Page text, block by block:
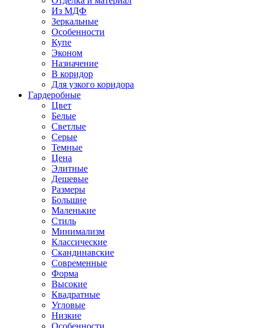
Из МДФ
Зеркальные
Особенности
Купе
Эконом
Назначение
В коридор
Для узкого коридора
Гардеробные
Цвет
Белые
Светлые
Серые
Темные
Цена
Элитные
Дешевые
Размеры
Большие
Маленькие
Стиль
Минимализм
Классические
Скандинавские
Современные
Форма
Высокие
Квадратные
Угловые
Низкие
Особенности